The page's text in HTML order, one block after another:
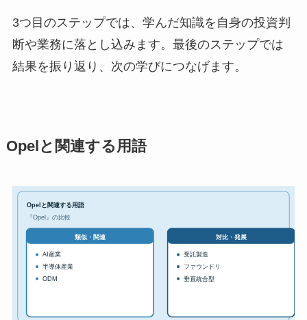
3つ目のステップでは、学んだ知識を自身の投資判
断や業務に落とし込みます。最後のステップでは
結果を振り返り、次の学びにつなげます。
Opelと関連する用語
Opelと関連する用語
『Opel』の比較
類似・関連
AI産業
半導体産業
ODM
対比・発展
受託製造
ファウンドリ
垂直統合型